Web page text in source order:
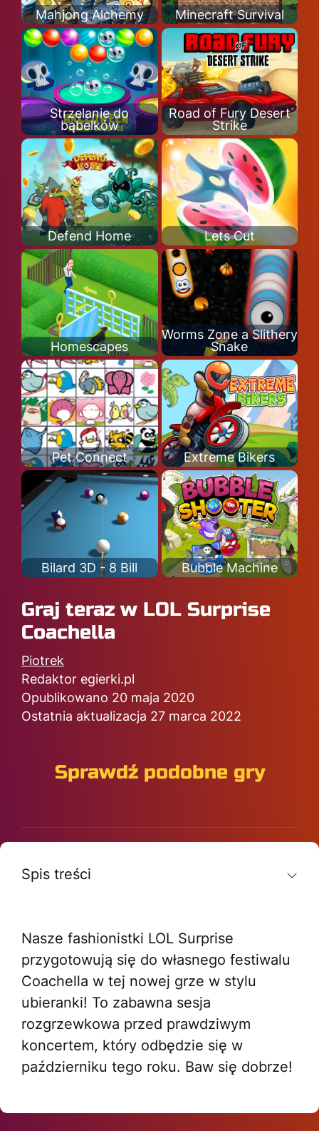
Mahjong Alchemy Minecraft Survival
Strzelanie do
bąbelków
Road of Fury Desert
Strike
Defend Home Lets Cut
Homescapes
Worms Zone a Slithery
Snake
Pet Connect Extreme Bikers
Bilard 3D - 8 Bill Bubble Machine
Graj teraz w LOL Surprise
Coachella
Piotrek
Redaktor egierki.pl
Opublikowano 20 maja 2020
Ostatnia aktualizacja 27 marca 2022
Sprawdź podobne gry
Spis treści
Nasze fashionistki LOL Surprise
przygotowują się do własnego festiwalu
Coachella w tej nowej grze w stylu
ubieranki! To zabawna sesja
rozgrzewkowa przed prawdziwym
koncertem, który odbędzie się w
październiku tego roku. Baw się dobrze!